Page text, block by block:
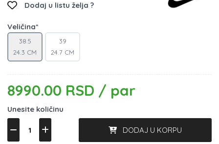
Dodaj u listu želja ?
Veličina*
38.5
24.3 CM
39
24.7 CM
8990.00 RSD / par
Unesite količinu
DODAJ U KORPU